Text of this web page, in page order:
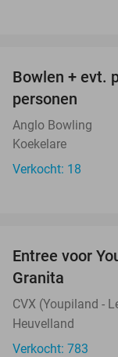
Bowlen + evt.
personen
Anglo Bowling
Koekelare
Verkocht: 18
Entree voor
Granita
CVX (Youpiland -
Heuvelland
Verkocht: 783